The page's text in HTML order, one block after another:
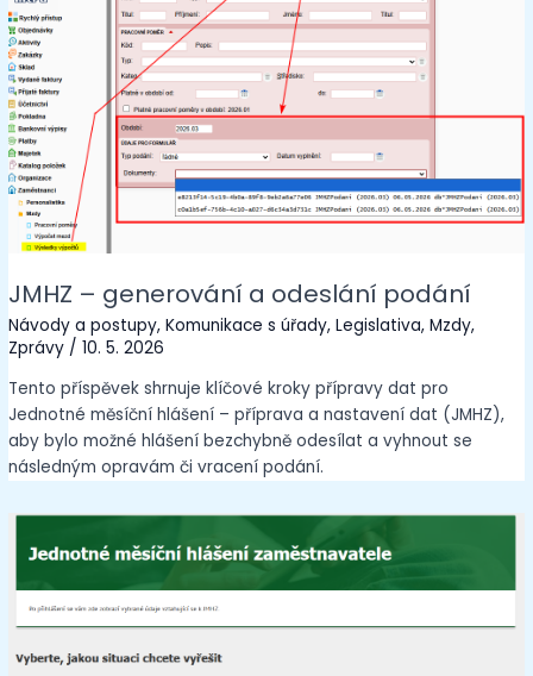
JMHZ – generování a odeslání podání
Návody a postupy,Komunikace s úřady,Legislativa,Mzdy,
Zprávy /10. 5. 2026
Tento příspěvek shrnuje klíčové kroky přípravy dat pro
Jednotné měsíční hlášení – příprava a nastavení dat (JMHZ),
aby bylo možné hlášení bezchybně odesílat a vyhnout se
následným opravám či vracení podání.